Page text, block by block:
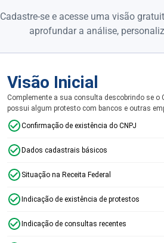
Cadastre-se e acesse uma visão
aprofundar a análise,
Visão Inicial
Complemente a sua consulta descobrindo se o
possui algum protesto com bancos e outras
Confirmação de existência do CNPJ
Dados cadastrais básicos
Situação na Receita Federal
Indicação de existência de protestos
Indicação de consultas recentes